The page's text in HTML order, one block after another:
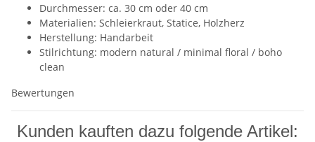
Durchmesser: ca. 30 cm oder 40 cm
Materialien: Schleierkraut, Statice, Holzherz
Herstellung: Handarbeit
Stilrichtung: modern natural / minimal floral / boho
clean
Bewertungen
Kunden kauften dazu folgende Artikel: